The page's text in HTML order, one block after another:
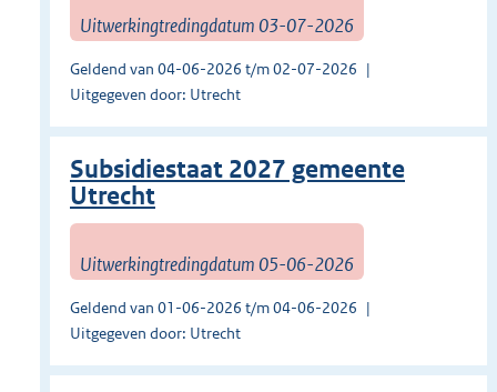
Uitwerkingtredingdatum 03-07-2026
Geldend van 04-06-2026 t/m 02-07-2026
Uitgegeven door: Utrecht
Subsidiestaat 2027 gemeente
Utrecht
Uitwerkingtredingdatum 05-06-2026
Geldend van 01-06-2026 t/m 04-06-2026
Uitgegeven door: Utrecht